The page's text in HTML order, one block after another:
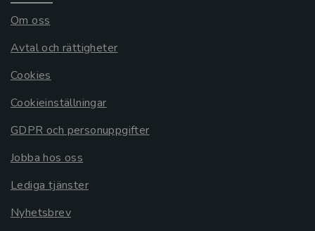
Om oss
Avtal och rättigheter
Cookies
Cookieinställningar
GDPR och personuppgifter
Jobba hos oss
Lediga tjänster
Nyhetsbrev